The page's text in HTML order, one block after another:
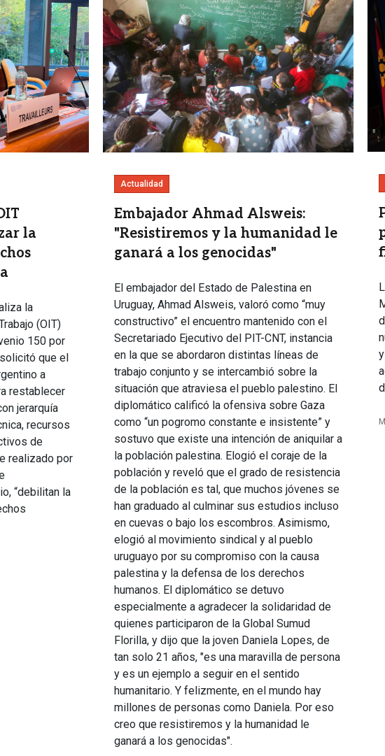
la
la
(OIT)
150 por
que el
a
restablecer
jerarquía
recursos
de
realizado por
“debilitan la
Actualidad
Embajador Ahmad Alsweis:
"Resistiremos y la humanidad le
ganará a los genocidas"
El embajador del Estado de Palestina en
Uruguay, Ahmad Alsweis, valoró como “muy
constructivo” el encuentro mantenido con el
Secretariado Ejecutivo del PIT-CNT, instancia
en la que se abordaron distintas líneas de
trabajo conjunto y se intercambió sobre la
situación que atraviesa el pueblo palestino. El
diplomático calificó la ofensiva sobre Gaza
como “un pogromo constante e insistente” y
sostuvo que existe una intención de aniquilar a
la población palestina. Elogió el coraje de la
población y reveló que el grado de resistencia
de la población es tal, que muchos jóvenes se
han graduado al culminar sus estudios incluso
en cuevas o bajo los escombros. Asimismo,
elogió al movimiento sindical y al pueblo
uruguayo por su compromiso con la causa
palestina y la defensa de los derechos
humanos. El diplomático se detuvo
especialmente a agradecer la solidaridad de
quienes participaron de la Global Sumud
Florilla, y dijo que la joven Daniela Lopes, de
tan solo 21 años, "es una maravilla de persona
y es un ejemplo a seguir en el sentido
humanitario. Y felizmente, en el mundo hay
millones de personas como Daniela. Por eso
creo que resistiremos y la humanidad le
ganará a los genocidas".